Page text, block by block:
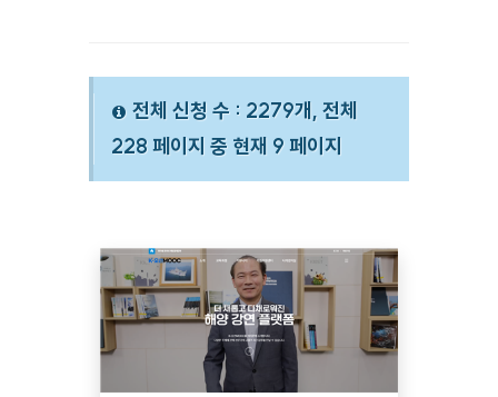
전체 신청 수 : 2279개, 전체
228 페이지 중 현재 9 페이지